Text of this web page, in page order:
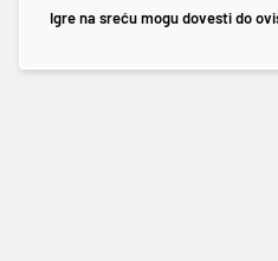
Igre na sreću mogu dovesti do